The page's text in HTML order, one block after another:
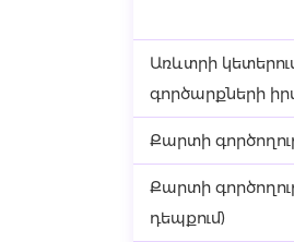
Առևտրի
գործարքների
Քարտի
Քարտի
դեպքում)